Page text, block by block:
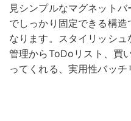
見シンプルなマグネット
でしっかり固定できる構
なります。スタイリッシ
管理からToDoリスト、買
ってくれる、実用性バッチ